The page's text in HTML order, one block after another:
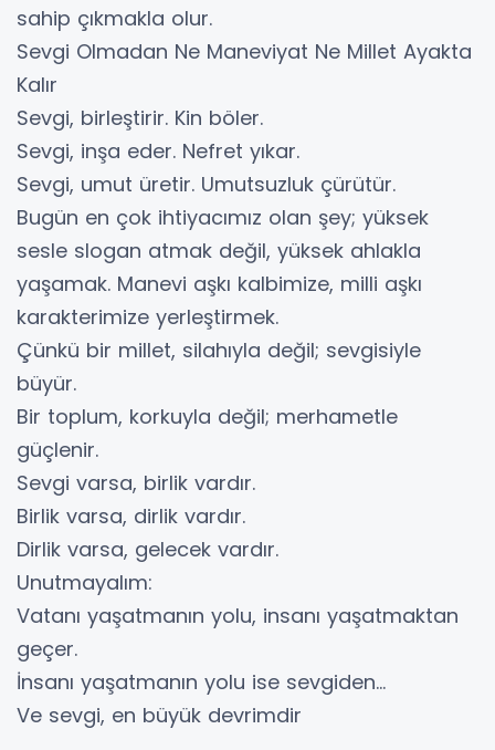
sahip çıkmakla olur.
Sevgi Olmadan Ne Maneviyat Ne Millet Ayakta
Kalır
Sevgi, birleştirir. Kin böler.
Sevgi, inşa eder. Nefret yıkar.
Sevgi, umut üretir. Umutsuzluk çürütür.
Bugün en çok ihtiyacımız olan şey; yüksek
sesle slogan atmak değil, yüksek ahlakla
yaşamak. Manevi aşkı kalbimize, milli aşkı
karakterimize yerleştirmek.
Çünkü bir millet, silahıyla değil; sevgisiyle
büyür.
Bir toplum, korkuyla değil; merhametle
güçlenir.
Sevgi varsa, birlik vardır.
Birlik varsa, dirlik vardır.
Dirlik varsa, gelecek vardır.
Unutmayalım:
Vatanı yaşatmanın yolu, insanı yaşatmaktan
geçer.
İnsanı yaşatmanın yolu ise sevgiden…
Ve sevgi, en büyük devrimdir